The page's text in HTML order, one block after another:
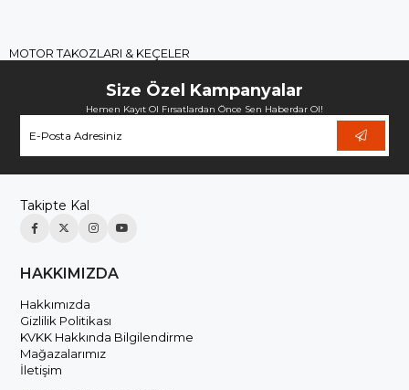
MOTOR TAKOZLARI & KEÇELER
Size Özel Kampanyalar
Hemen Kayıt Ol Fırsatlardan Önce Sen Haberdar Ol!
Takipte Kal
HAKKIMIZDA
Hakkımızda
Gizlilik Politikası
KVKK Hakkında Bilgilendirme
Mağazalarımız
İletişim